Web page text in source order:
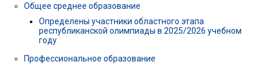
Общее среднее образование
Определены участники областного этапа
республиканской олимпиады в 2025/2026 учебном
году
Профессиональное образование